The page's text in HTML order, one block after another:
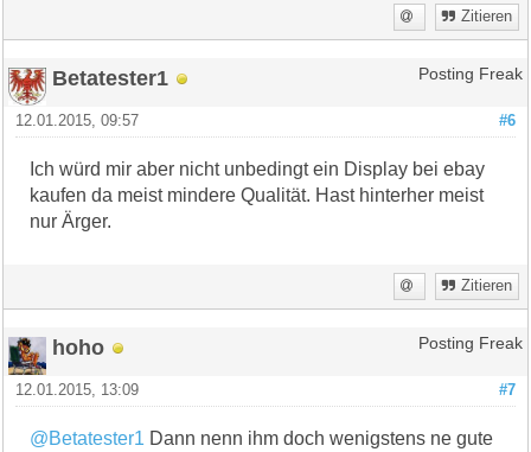
Zitieren
Betatester1 Posting Freak
#6
12.01.2015, 09:57
Ich würd mir aber nicht unbedingt ein Display bei ebay
kaufen da meist mindere Qualität. Hast hinterher meist
nur Ärger.
Zitieren
hoho Posting Freak
#7
12.01.2015, 13:09
@Betatester1 Dann nenn ihm doch wenigstens ne gute